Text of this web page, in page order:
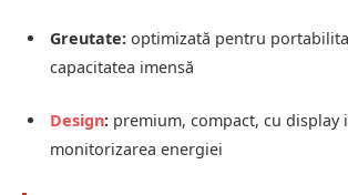
Greutate: optimizată pentru
capacitatea imensă
Design: premium, compact, cu
monitorizarea energiei